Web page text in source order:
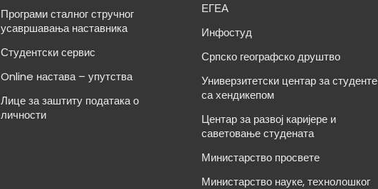
Програми сталног стручног
усавршавања наставника
Студентски сервис
Online настава – упутства
Лице за заштиту података о
личности
ЕГЕА
Инфостуд
Српско географско друштво
Универзитетски центар за студенте
са хендикепом
Центар за развој каријере и
саветовање студената
Министарство просвете
Министарство науке, технолошког